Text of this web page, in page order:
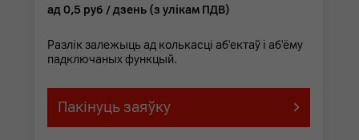
ад 0,5 руб / дзень (з улікам ПДВ)
Разлік залежыць ад колькасці аб'ектаў і аб'ёму
падключаных функцый.
Пакінуць заяўку